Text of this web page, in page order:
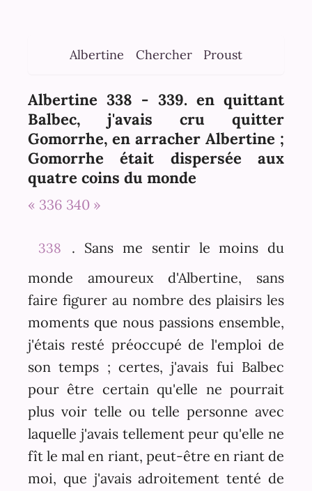
Albertine Chercher Proust
Albertine 338 - 339. en quittant
Balbec, j'avais cru quitter
Gomorrhe, en arracher Albertine ;
Gomorrhe était dispersée aux
quatre coins du monde
« 336 340 »
338
. Sans me sentir le moins du
monde amoureux d'Albertine, sans
faire figurer au nombre des plaisirs les
moments que nous passions ensemble,
j'étais resté préoccupé de l'emploi de
son temps ; certes, j'avais fui Balbec
pour être certain qu'elle ne pourrait
plus voir telle ou telle personne avec
laquelle j'avais tellement peur qu'elle ne
fît le mal en riant, peut-être en riant de
moi, que j'avais adroitement tenté de